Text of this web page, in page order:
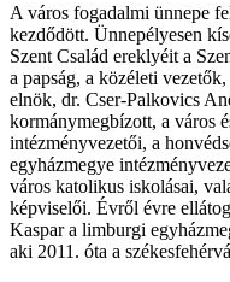
A város fogadalmi ünnepe
kezdődött. Ünnepélyesen
Szent Család ereklyéit a
a papság, a közéleti
elnök, dr. Cser-Palkovics
kormánymegbízott, a város
intézményvezetői, a
egyházmegye
város katolikus iskolásai,
képviselői. Évről évre
Kaspar a limburgi
aki 2011. óta a